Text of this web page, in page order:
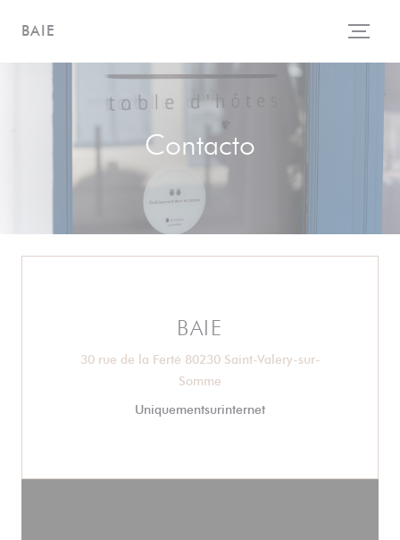
BAIE
Contacto
BAIE
30 rue de la Ferté 80230 Saint-Valery-sur-
Somme
Uniquementsurinternet